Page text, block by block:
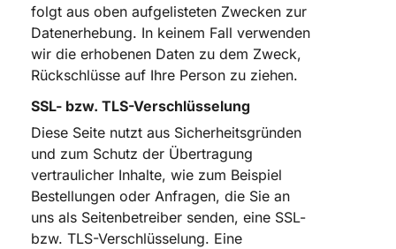
folgt aus oben aufgelisteten Zwecken zur
Datenerhebung. In keinem Fall verwenden
wir die erhobenen Daten zu dem Zweck,
Rückschlüsse auf Ihre Person zu ziehen.
SSL- bzw. TLS-Verschlüsselung
Diese Seite nutzt aus Sicherheitsgründen
und zum Schutz der Übertragung
vertraulicher Inhalte, wie zum Beispiel
Bestellungen oder Anfragen, die Sie an
uns als Seitenbetreiber senden, eine SSL-
bzw. TLS-Verschlüsselung. Eine